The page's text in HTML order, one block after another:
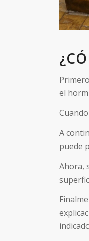
el
A
puede
Ahora,